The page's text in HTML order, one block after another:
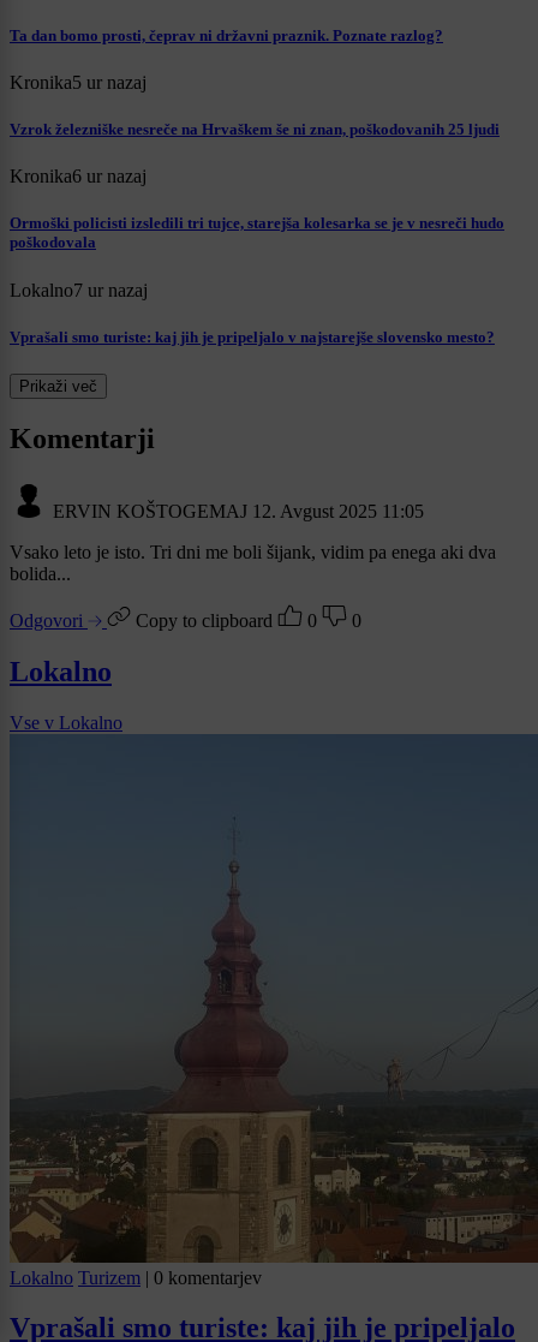
Ta dan bomo prosti, čeprav ni državni praznik. Poznate razlog?
Kronika5 ur nazaj
Vzrok železniške nesreče na Hrvaškem še ni znan, poškodovanih 25 ljudi
Kronika6 ur nazaj
Ormoški policisti izsledili tri tujce, starejša kolesarka se je v nesreči hudo
poškodovala
Lokalno7 ur nazaj
Vprašali smo turiste: kaj jih je pripeljalo v najstarejše slovensko mesto?
Prikaži več
Komentarji
ERVIN KOŠTOGEMAJ 12. Avgust 2025 11:05
Vsako leto je isto. Tri dni me boli šijank, vidim pa enega aki dva
bolida...
Odgovori Copy to clipboard 0 0
Lokalno
Vse v Lokalno
Lokalno Turizem | 0 komentarjev
Vprašali smo turiste: kaj jih je pripeljalo